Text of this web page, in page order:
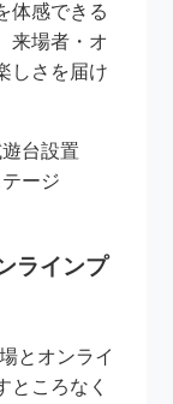
体感できる
来場者・オ
しさを届け
台設置
ージ
ラインプ
とオンライ
ところなく